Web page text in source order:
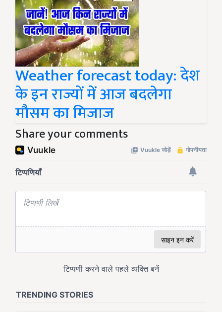
Weather forecast today: देश
के इन राज्यों में आज बदलेगा
मौसम का मिजाज
Share your comments